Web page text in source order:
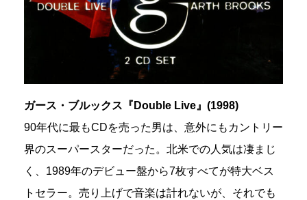
ガース・ブルックス『Double Live』(1998)
90年代に最もCDを売った男は、意外にもカントリー
界のスーパースターだった。北米での人気は凄まじ
く、1989年のデビュー盤から7枚すべてが特大ベス
トセラー。売り上げで音楽は計れないが、それでも